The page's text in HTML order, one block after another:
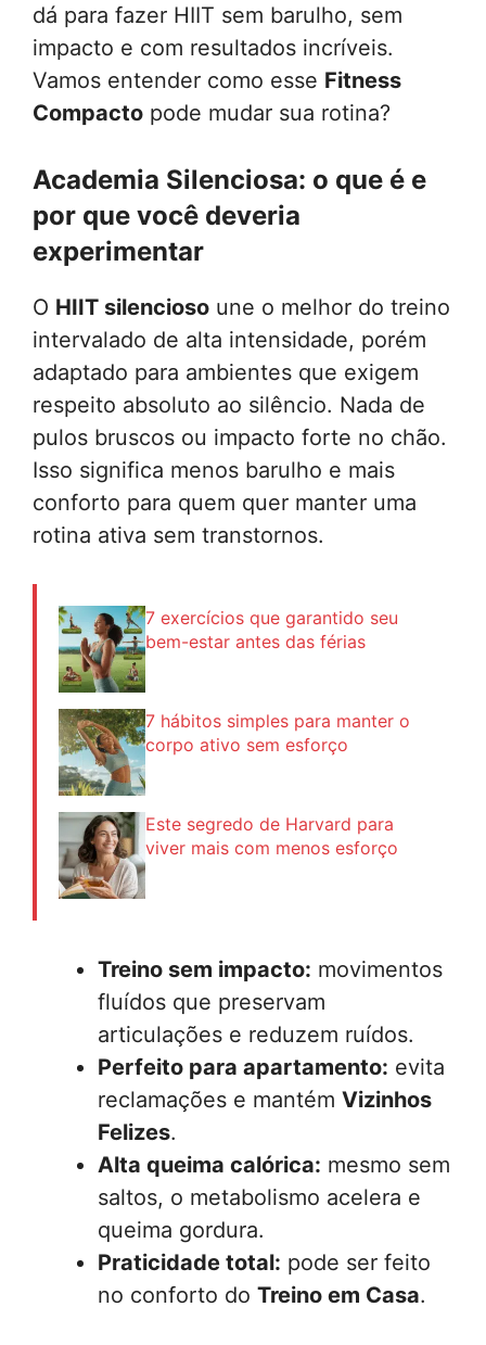
dá para fazer HIIT sem barulho, sem
impacto e com resultados incríveis.
Vamos entender como esse Fitness
Compacto pode mudar sua rotina?
Academia Silenciosa: o que é e
por que você deveria
experimentar
O HIIT silencioso une o melhor do treino
intervalado de alta intensidade, porém
adaptado para ambientes que exigem
respeito absoluto ao silêncio. Nada de
pulos bruscos ou impacto forte no chão.
Isso significa menos barulho e mais
conforto para quem quer manter uma
rotina ativa sem transtornos.
7 exercícios que garantido seu
bem-estar antes das férias
7 hábitos simples para manter o
corpo ativo sem esforço
Este segredo de Harvard para
viver mais com menos esforço
Treino sem impacto: movimentos
fluídos que preservam
articulações e reduzem ruídos.
Perfeito para apartamento: evita
reclamações e mantém Vizinhos
Felizes.
Alta queima calórica: mesmo sem
saltos, o metabolismo acelera e
queima gordura.
Praticidade total: pode ser feito
no conforto do Treino em Casa.